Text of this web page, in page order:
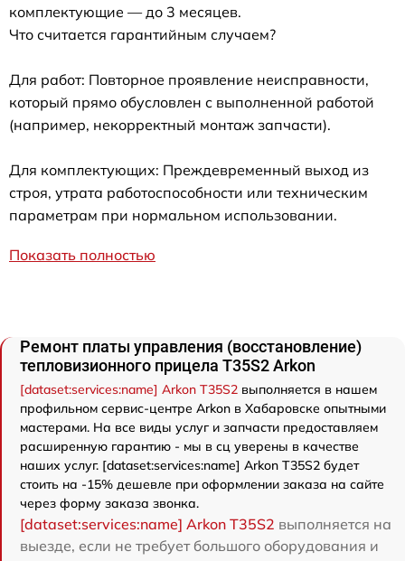
комплектующие — до 3 месяцев.
Что считается гарантийным случаем?
Для работ: Повторное проявление неисправности,
который прямо обусловлен с выполненной работой
(например, некорректный монтаж запчасти).
Для комплектующих: Преждевременный выход из
строя, утрата работоспособности или техническим
параметрам при нормальном использовании.
Показать полностью
Ремонт платы управления (восстановление)
тепловизионного прицела T35S2 Arkon
[dataset:services:name] Arkon T35S2 выполняется в нашем
профильном сервис-центре Arkon в Хабаровске опытными
мастерами. На все виды услуг и запчасти предоставляем
расширенную гарантию - мы в сц уверены в качестве
наших услуг. [dataset:services:name] Arkon T35S2 будет
стоить на -15% дешевле при оформлении заказа на сайте
через форму заказа звонка.
[dataset:services:name] Arkon T35S2 выполняется на
выезде, если не требует большого оборудования и